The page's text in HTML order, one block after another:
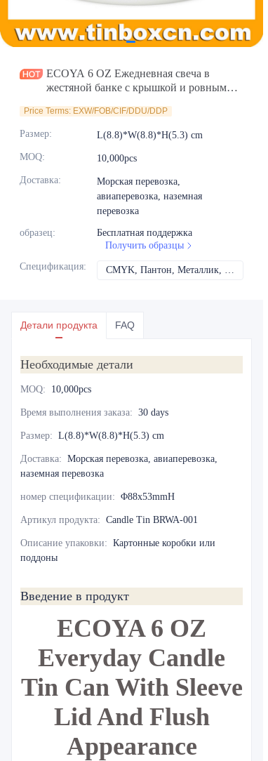
ECOYA 6 OZ Ежедневная свеча в
жестяной банке с крышкой и ровным
Price Terms: EXW/FOB/CIF/DDU/DDP
Размер: L(8.8)*W(8.8)*H(5.3) cm
MOQ: 10,000pcs
Доставка:
Морская перевозка,
авиаперевозка, наземная
перевозка
образец:
Бесплатная поддержка
Получить образцы
Спецификация: CMYK, Пантон, Металлик, Спот-цвет и т.д.
Детали продукта FAQ
Необходимые детали
MOQ: 10,000pcs
Время выполнения заказа: 30 days
Размер: L(8.8)*W(8.8)*H(5.3) cm
Доставка: Морская перевозка, авиаперевозка,
наземная перевозка
номер спецификации: Φ88x53mmH
Артикул продукта: Candle Tin BRWA-001
Описание упаковки: Картонные коробки или
поддоны
Введение в продукт
ECOYA 6 OZ
Everyday Candle
Tin Can With Sleeve
Lid And Flush
Appearance
Новости